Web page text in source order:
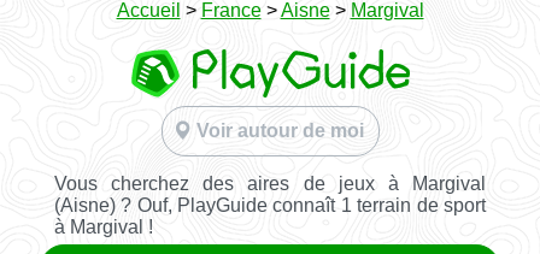
Accueil > France>Aisne> Margival
Voir autour de moi
Vous cherchez des aires de jeux à Margival
(Aisne) ? Ouf, PlayGuide connaît 1 terrain de sport
à Margival !